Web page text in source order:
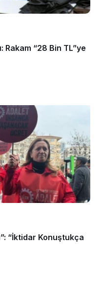
“28 Bin TL”ye
“İktidar Konuştukça